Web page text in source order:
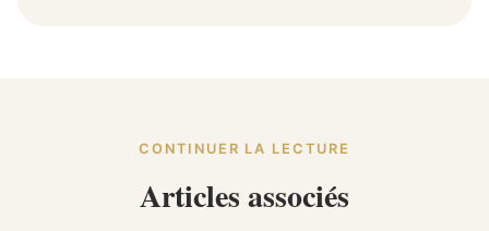
CONTINUER LA LECTURE
Articles associés